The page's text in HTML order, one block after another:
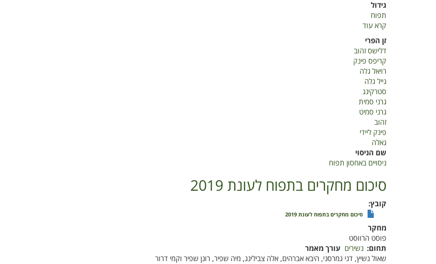
גידול
תפוח
קרא עוד
תפוח
זן הפרי
דלישס זהוב
קריפס פינק
רויאל גלה
גייל גלה
סטרקינג
גרני סמית
גרני סמיט
זהוב
פינק ליידי
גאלה
שם הניסוי
ניסויים באחסון תפוח
סיכום מחקרים בתפוח לעונת 2019
קובץ
סיכום מחקרים בתפוח לעונת 2019
מחקר
פוסט הרווסט
תחום נשירים עורך מאמר
שאול נשיץ, דני גמרסני, היבא אברהים, אלה צבילינג, מיה שפיר, רונן שפיר וקמי דרור